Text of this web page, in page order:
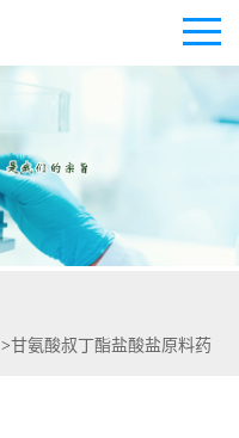
>甘氨酸叔丁酯盐酸盐原料药